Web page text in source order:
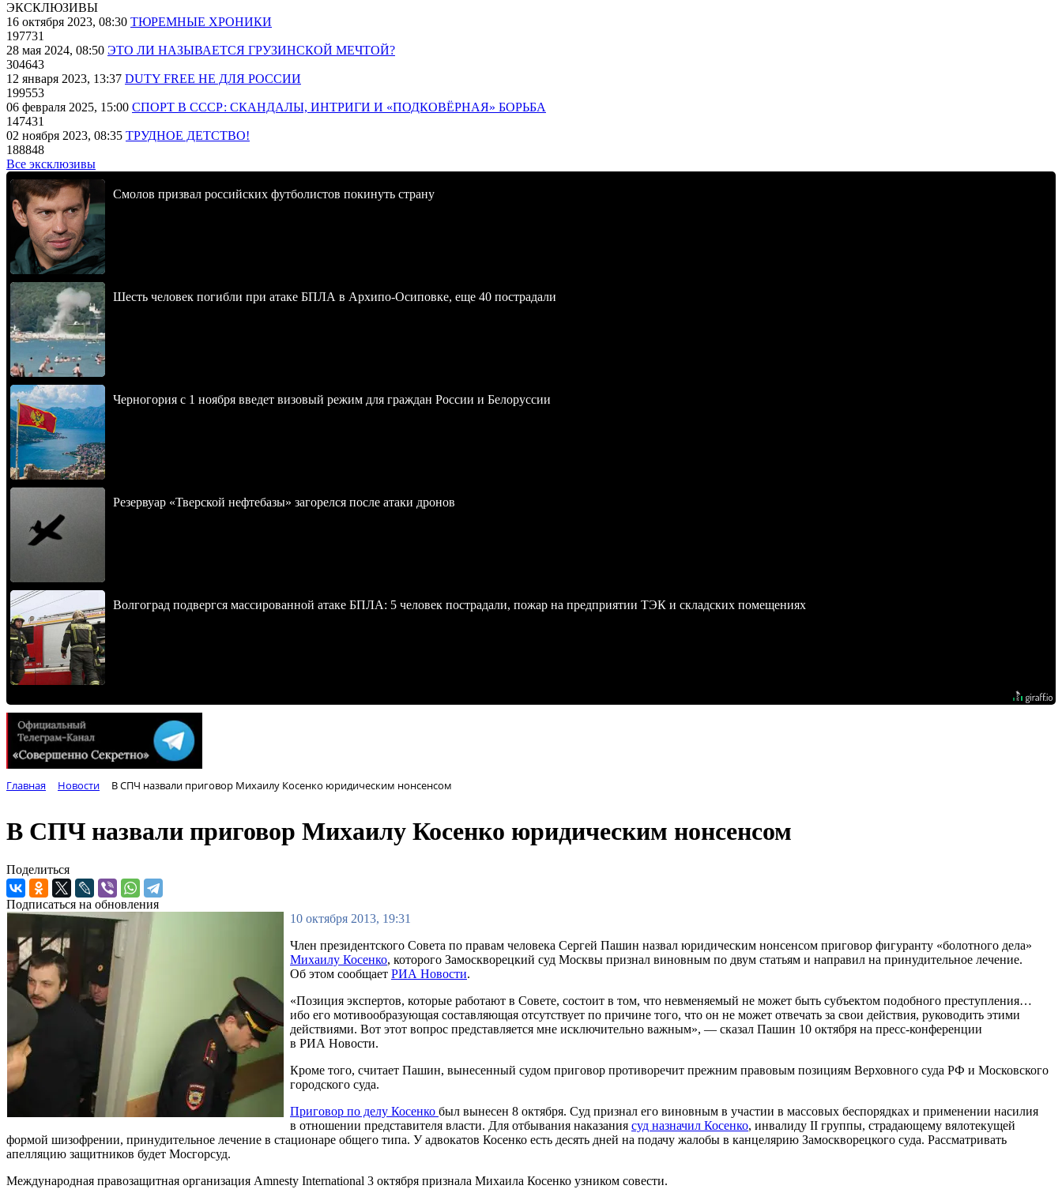
ЭКСКЛЮЗИВЫ
16 октября 2023, 08:30 ТЮРЕМНЫЕ ХРОНИКИ
197731
28 мая 2024, 08:50 ЭТО ЛИ НАЗЫВАЕТСЯ ГРУЗИНСКОЙ МЕЧТОЙ?
304643
12 января 2023, 13:37 DUTY FREE НЕ ДЛЯ РОССИИ
199553
06 февраля 2025, 15:00 СПОРТ В СССР: СКАНДАЛЫ, ИНТРИГИ И «ПОДКОВЁРНАЯ» БОРЬБА
147431
02 ноября 2023, 08:35 ТРУДНОЕ ДЕТСТВО!
188848
Все эксклюзивы
Смолов призвал российских футболистов покинуть страну
Шесть человек погибли при атаке БПЛА в Архипо-Осиповке, еще 40 пострадали
Черногория с 1 ноября введет визовый режим для граждан России и Белоруссии
Резервуар «Тверской нефтебазы» загорелся после атаки дронов
Волгоград подвергся массированной атаке БПЛА: 5 человек пострадали, пожар на предприятии ТЭК и складских помещениях
Главная Новости В СПЧ назвали приговор Михаилу Косенко юридическим нонсенсом
В СПЧ назвали приговор Михаилу Косенко юридическим нонсенсом
Поделиться
Подписаться на обновления
10 октября 2013, 19:31
Член президентского Совета по правам человека Сергей Пашин назвал юридическим нонсенсом приговор фигуранту «болотного дела»
Михаилу Косенко, которого Замоскворецкий суд Москвы признал виновным по двум статьям и направил на принудительное лечение.
Об этом сообщает РИА Новости.
«Позиция экспертов, которые работают в Совете, состоит в том, что невменяемый не может быть субъектом подобного преступления…
ибо его мотивообразующая составляющая отсутствует по причине того, что он не может отвечать за свои действия, руководить этими
действиями. Вот этот вопрос представляется мне исключительно важным», — сказал Пашин 10 октября на пресс-конференции
в РИА Новости.
Кроме того, считает Пашин, вынесенный судом приговор противоречит прежним правовым позициям Верховного суда РФ и Московского
городского суда.
Приговор по делу Косенко был вынесен 8 октября. Суд признал его виновным в участии в массовых беспорядках и применении насилия
в отношении представителя власти. Для отбывания наказания суд назначил Косенко, инвалиду II группы, страдающему вялотекущей
формой шизофрении, принудительное лечение в стационаре общего типа. У адвокатов Косенко есть десять дней на подачу жалобы в канцелярию Замоскворецкого суда. Рассматривать
апелляцию защитников будет Мосгорсуд.
Международная правозащитная организация Amnesty International 3 октября признала Михаила Косенко узником совести.